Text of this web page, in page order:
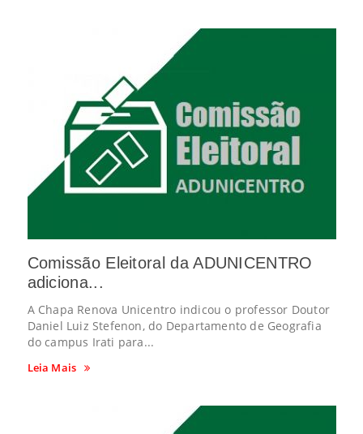
Comissão Eleitoral da ADUNICENTRO
adiciona...
A Chapa Renova Unicentro indicou o professor Doutor
Daniel Luiz Stefenon, do Departamento de Geografia
do campus Irati para...
Leia Mais